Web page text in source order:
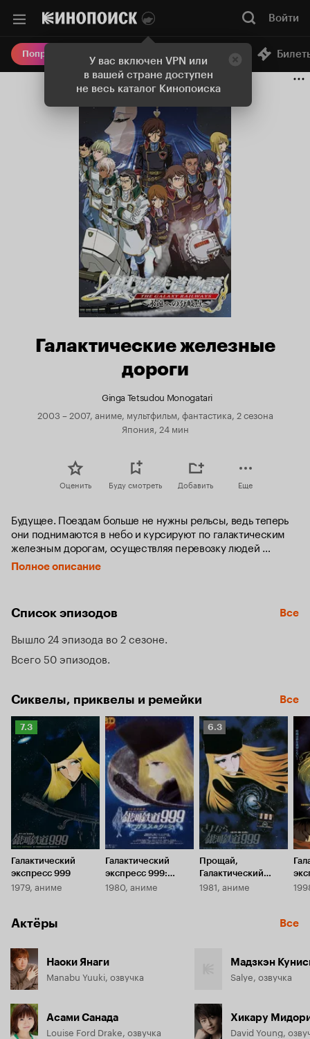
У вас включен VPN или
в вашей стране доступен
не весь каталог Кинопоиска
Войти
Попробовать Плюс Онлайн-кинотеатр
Галактические железные
дороги
Ginga Tetsudou Monogatari
2003 – 2007, аниме, мультфильм, фантастика, 2 сезона
Япония, 24 мин
Оценить Буду смотреть Добавить Еще
Будущее. Поездам больше не нужны рельсы, ведь теперь
они поднимаются в небо и курсируют по галактическим
железным дорогам, осуществляя перевозку людей
с планеты на планету. Однако преступники, террористы
и пришельцы совершают нападения на поезда. Манабу
Полное описание
Список эпизодов Все
Вышло 24 эпизода во 2 сезоне
Всего 50 эпизодов
Сиквелы, приквелы и ремейки Все
Рейтинг
Кинопоиска
7.3
Галактический
экспресс 999
1979, аниме
Галактический
экспресс 999:
Стеклянная Клэйр
1980, аниме
Рейтинг
Кинопоиска
6.3
6.3
Прощай,
Галактический
экспресс 999:
1981, аниме
Актёры Все
Наоки Янаги
Manabu Yuuki, озвучка
Асами Санада
Louise Ford Drake, озвучка
Мадзкэн
Salye, озвучка
Хикару
David Young,